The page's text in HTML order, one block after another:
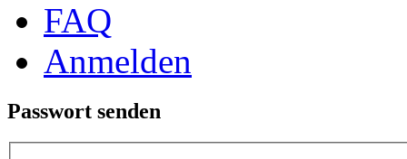
FAQ
Anmelden
Passwort senden